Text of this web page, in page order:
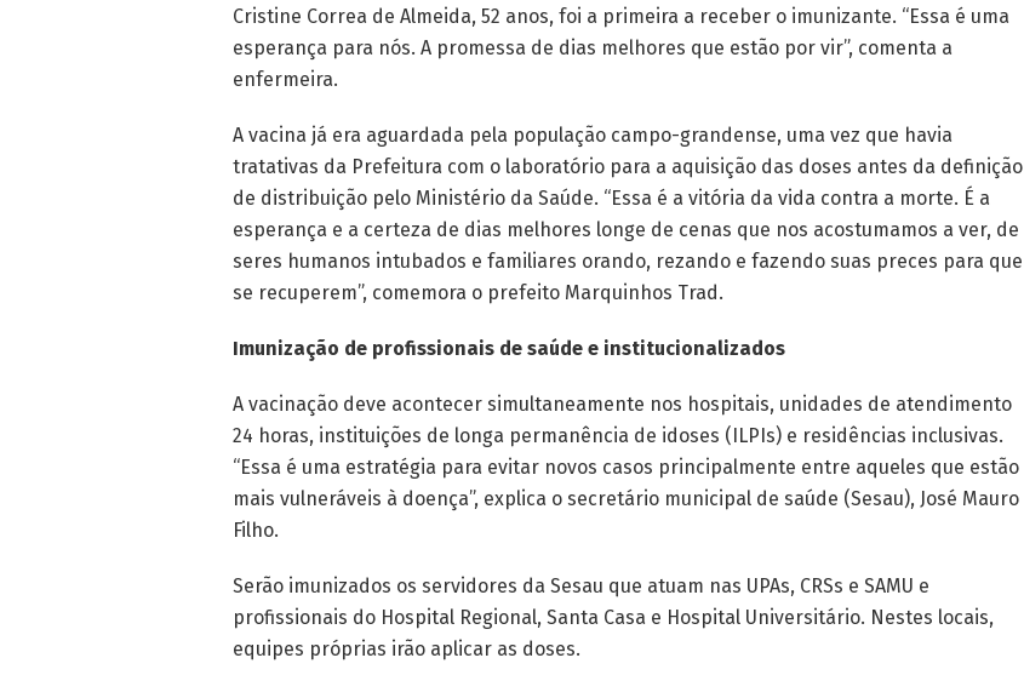
Cristine Correa de Almeida, 52 anos, foi a primeira a receber o imunizante. “Essa é uma
esperança para nós. A promessa de dias melhores que estão por vir”, comenta a
enfermeira.
A vacina já era aguardada pela população campo-grandense, uma vez que havia
tratativas da Prefeitura com o laboratório para a aquisição das doses antes da definição
de distribuição pelo Ministério da Saúde. “Essa é a vitória da vida contra a morte. É a
esperança e a certeza de dias melhores longe de cenas que nos acostumamos a ver, de
seres humanos intubados e familiares orando, rezando e fazendo suas preces para que
se recuperem”, comemora o prefeito Marquinhos Trad.
Imunização de profissionais de saúde e institucionalizados
A vacinação deve acontecer simultaneamente nos hospitais, unidades de atendimento
24 horas, instituições de longa permanência de idoses (ILPIs) e residências inclusivas.
“Essa é uma estratégia para evitar novos casos principalmente entre aqueles que estão
mais vulneráveis à doença”, explica o secretário municipal de saúde (Sesau), José Mauro
Filho.
Serão imunizados os servidores da Sesau que atuam nas UPAs, CRSs e SAMU e
profissionais do Hospital Regional, Santa Casa e Hospital Universitário. Nestes locais,
equipes próprias irão aplicar as doses.